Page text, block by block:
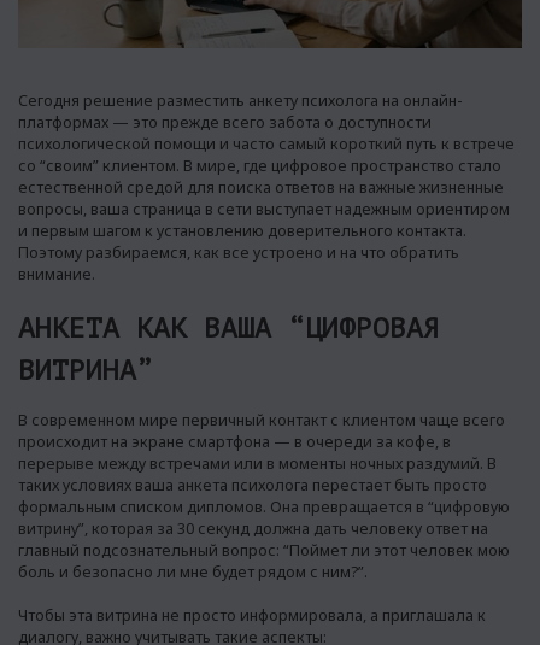
Сегодня решение разместить анкету психолога на онлайн-
платформах — это прежде всего забота о доступности
психологической помощи и часто самый короткий путь к встрече
со “своим” клиентом. В мире, где цифровое пространство стало
естественной средой для поиска ответов на важные жизненные
вопросы, ваша страница в сети выступает надежным ориентиром
и первым шагом к установлению доверительного контакта.
Поэтому разбираемся, как все устроено и на что обратить
внимание.
АНКЕТА КАК ВАША “ЦИФРОВАЯ
ВИТРИНА”
В современном мире первичный контакт с клиентом чаще всего
происходит на экране смартфона — в очереди за кофе, в
перерыве между встречами или в моменты ночных раздумий. В
таких условиях ваша анкета психолога перестает быть просто
формальным списком дипломов. Она превращается в “цифровую
витрину”, которая за 30 секунд должна дать человеку ответ на
главный подсознательный вопрос: “Поймет ли этот человек мою
боль и безопасно ли мне будет рядом с ним?”.
Чтобы эта витрина не просто информировала, а приглашала к
диалогу, важно учитывать такие аспекты: